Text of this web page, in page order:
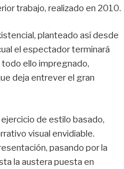
trabajo, realizado en 2010.
planteado así desde
el espectador terminará
ello impregnado,
deja entrever el gran
de estilo basado,
visual envidiable.
pasando por la
la austera puesta en